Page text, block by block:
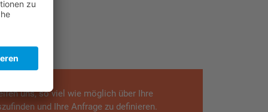
uns, so viel wie möglich über Ihre
und Ihre Anfrage zu definieren.